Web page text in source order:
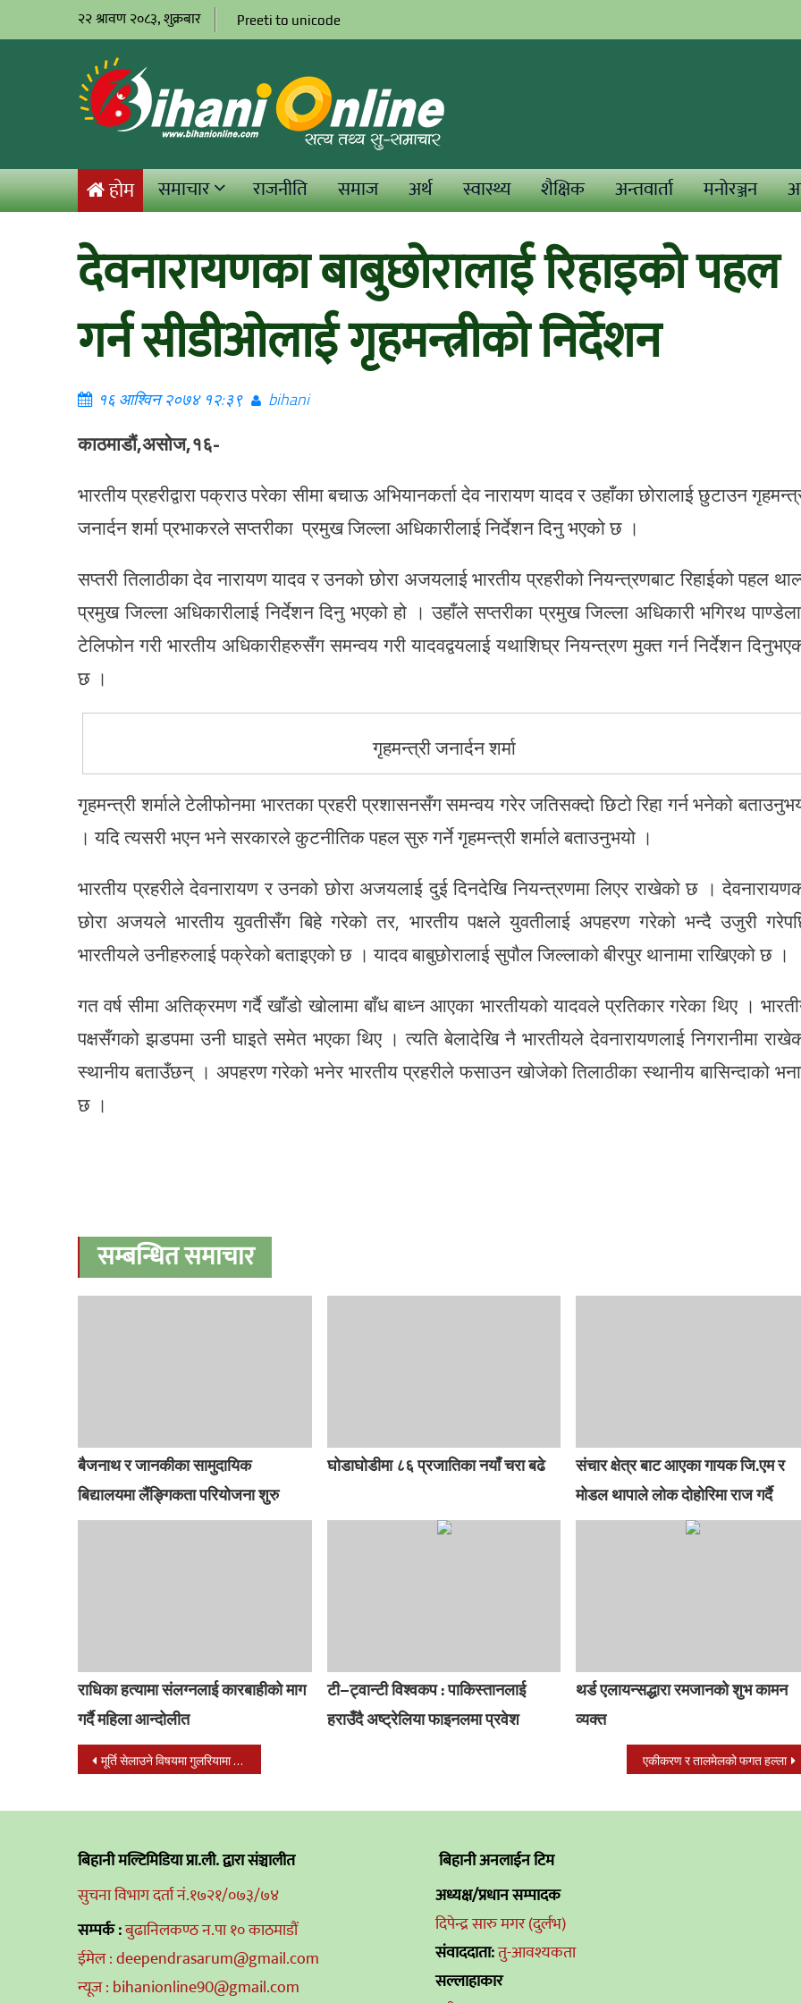
२२ श्रावण २०८३, शुक्रबार Preeti to unicode
होम समाचार राजनीति समाज अर्थ स्वास्थ्य शैक्षिक अन्तवार्ता मनोरञ्जन
देवनारायणका बाबुछोरालाई रिहाइको पहल
गर्न सीडीओलाई गृहमन्त्रीको निर्देशन
१६ आश्विन २०७४ १२:३९ bihani
काठमाडौं,असोज,१६-
भारतीय प्रहरीद्वारा पक्राउ परेका सीमा बचाऊ अभियानकर्ता देव नारायण यादव र उहाँका छोरालाई छुटाउन
जनार्दन शर्मा प्रभाकरले सप्तरीका प्रमुख जिल्ला अधिकारीलाई निर्देशन दिनु भएको छ ।
सप्तरी तिलाठीका देव नारायण यादव र उनको छोरा अजयलाई भारतीय प्रहरीको नियन्त्रणबाट रिहाईको पहल
प्रमुख जिल्ला अधिकारीलाई निर्देशन दिनु भएको हो । उहाँले सप्तरीका प्रमुख जिल्ला अधिकारी भगिरथ
टेलिफोन गरी भारतीय अधिकारीहरुसँग समन्वय गरी यादवद्वयलाई यथाशिघ्र नियन्त्रण मुक्त गर्न निर्देशन
छ ।
गृहमन्त्री जनार्दन शर्मा
गृहमन्त्री शर्माले टेलीफोनमा भारतका प्रहरी प्रशासनसँग समन्वय गरेर जतिसक्दो छिटो रिहा गर्न भनेको
। यदि त्यसरी भएन भने सरकारले कुटनीतिक पहल सुरु गर्ने गृहमन्त्री शर्माले बताउनुभयो ।
भारतीय प्रहरीले देवनारायण र उनको छोरा अजयलाई दुई दिनदेखि नियन्त्रणमा लिएर राखेको छ ।
छोरा अजयले भारतीय युवतीसँग बिहे गरेको तर, भारतीय पक्षले युवतीलाई अपहरण गरेको भन्दै उजुरी
भारतीयले उनीहरुलाई पक्रेको बताइएको छ । यादव बाबुछोरालाई सुपौल जिल्लाको बीरपुर थानामा राखिएको छ ।
गत वर्ष सीमा अतिक्रमण गर्दै खाँडो खोलामा बाँध बाध्न आएका भारतीयको यादवले प्रतिकार गरेका थिए ।
पक्षसँगको झडपमा उनी घाइते समेत भएका थिए । त्यति बेलादेखि नै भारतीयले देवनारायणलाई निगरानीमा
स्थानीय बताउँछन् । अपहरण गरेको भनेर भारतीय प्रहरीले फसाउन खोजेको तिलाठीका स्थानीय बासिन्दाको
छ ।
सम्बन्धित समाचार
बैजनाथ र जानकीका सामुदायिक
बिद्यालयमा लैंङ्गिकता परियोजना शुरु
घोडाघोडीमा ८६ प्रजातिका नयाँ चरा बढे
संचार क्षेत्र बाट आएका गायक जि.एम र
मोडल थापाले लोक दोहोरिमा राज गर्दै
राधिका हत्यामा संलग्नलाई कारबाहीको माग
गर्दै महिला आन्दोलीत
टी–ट्वान्टी विश्वकप : पाकिस्तानलाई
हराउँदै अष्ट्रेलिया फाइनलमा प्रवेश
थर्ड एलायन्सद्धारा रमजानको शुभ कामन
व्यक्त
Post
मूर्ति सेलाउने विषयमा गुलरियामा विवाद चर्कियो एकीकरण र तालमेलको फगत हल्ला
बिहानी मल्टिमिडिया प्रा.ली. द्वारा संञ्चालीत
सुचना विभाग दर्ता नं.१७२१/०७३/७४
सम्पर्क :बुढानिलकण्ठ न.पा १० काठमाडौं
ईमेल : deependrasarum@gmail.com
न्यूज : bihanionline90@gmail.com
बिहानी अनलाईन टिम
अध्यक्ष/प्रधान सम्पादक
दिपेन्द्र सारु मगर (दुर्लभ)
संवाददाता:तु-आवश्यकता
सल्लाहाकार